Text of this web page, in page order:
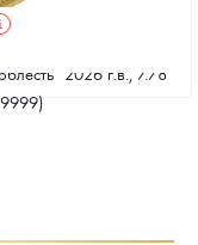
2026 г.в., 7.78